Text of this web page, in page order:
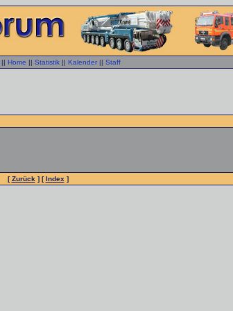
|| Home || Statistik || Kalender || Staff
[Zurück ] [Index ]